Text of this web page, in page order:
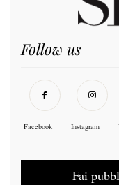
Follow us
Facebook Instagram
Fai